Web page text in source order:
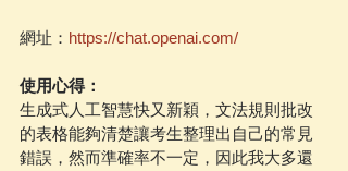
網址： https://chat.openai.com/
使用心得：
生成式人工智慧快又新穎，文法規則批改
的表格能夠清楚讓考生整理出自己的常見
錯誤，然而準確率不一定，因此我大多還